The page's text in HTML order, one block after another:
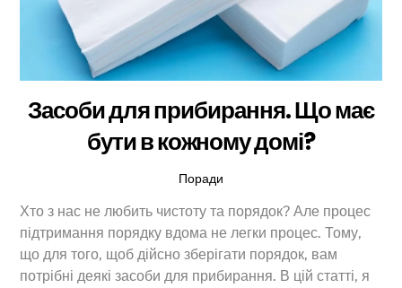
Засоби для прибирання. Що має
бути в кожному домі?
Поради
Хто з нас не любить чистоту та порядок? Але процес
підтримання порядку вдома не легки процес. Тому,
що для того, щоб дійсно зберігати порядок, вам
потрібні деякі засоби для прибирання. В цій статті, я